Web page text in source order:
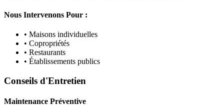
Nous Intervenons Pour :
• Maisons individuelles
• Copropriétés
• Restaurants
• Établissements publics
Conseils d'Entretien
Maintenance Préventive